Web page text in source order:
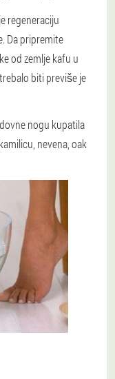
regeneraciju
Da pripremite
od zemlje kafu u
biti previše je
nogu kupatila
nevena, oak